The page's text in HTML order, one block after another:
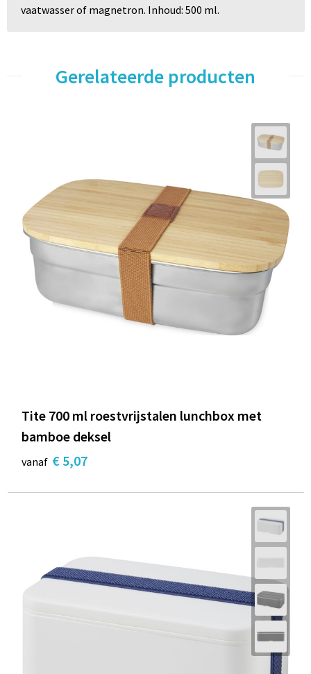
vaatwasser of magnetron. Inhoud: 500 ml.
Gerelateerde producten
Tite 700 ml roestvrijstalen lunchbox met
bamboe deksel
vanaf € 5,07